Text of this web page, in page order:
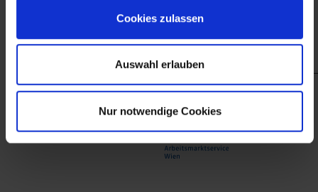
Cookies zulassen
Auswahl erlauben
Nur notwendige Cookies
finanzieller Unterstützung des Arbeitsmarktservice
Wien.